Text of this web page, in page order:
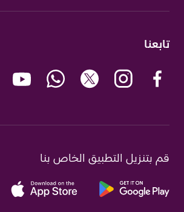
تابعنا
قم بتنزيل التطبيق الخاص بنا